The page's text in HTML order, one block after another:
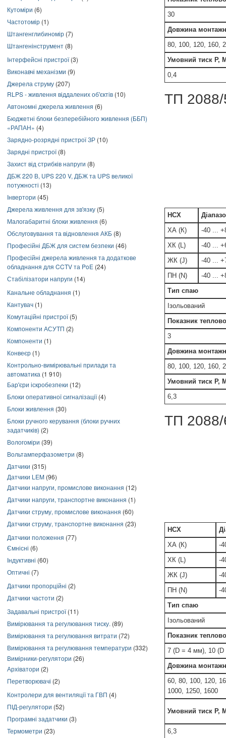
Кутоміри (6)
Частотомір (1)
Штангенглибиномір (7)
Штангенінструмент (8)
Інтерфейсні пристрої(3)
Виконавчі механізми (9)
Джерела струму (207)
RLPS - живлення віддалених об'єктів (10)
Автономні джерела живлення (6)
Бюджетні блоки безперебійного живлення (ББП)
«РАПАН» (4)
Зарядно-розрядні пристрої ЗР (10)
Зарядні пристрої(8)
Захист від стрибків напруги (8)
ДБЖ 220 В, UPS 220 V, ДБЖ та UPS великої
потужності (13)
Інвертори (45)
Джерела живлення для зв'язку (5)
Малогабаритні блоки живлення (6)
Обслуговування та відновлення АКБ (8)
Професійні ДБЖ для систем безпеки (46)
Професійні джерела живлення та додаткове
обладнання для CCTV та PoE (24)
Стабілізатори напруги (14)
Канальне обладнання (1)
Кантувач (1)
Комутаційні пристрої(5)
Компоненти АСУТП (2)
Компоненти (1)
Конвеєр (1)
Контрольно-вимірювальні прилади та
автоматика (1 910)
Бар'єри іскробезпеки (12)
Блоки оперативної сигналізації(4)
Блоки живлення (30)
Блоки ручного керування (блоки ручних
задатчиків) (2)
Вологоміри (39)
Вольтамперфазометри (8)
Датчики (315)
Датчики LEM (96)
Датчики напруги, промислове виконання (12)
Датчики напруги, транспортне виконання (1)
Датчики струму, промислове виконання (60)
Датчики струму, транспортне виконання (23)
Датчики положення (77)
Ємнісні (6)
Індуктивні (60)
Оптичні (7)
Датчики пропорційні (2)
Датчики частоти (2)
Задавальні пристрої(11)
Вимірювання та регулювання тиску. (89)
Вимірювання та регулювання витрати (72)
Вимірювання та регулювання температури (332)
Вимірники-регулятори (26)
Архіватори (2)
Перетворювачі (2)
Контролери для вентиляції та ГВП (4)
ПІД-регулятори (52)
Програмні задатчики (3)
Термометри (23)
30
Довжина
80, 100, 120, 160,
Умовний тиск Р,
0,4
ТП
НСХ
ХА (К)
-40 ...
ХК (L)
-40 ...
ЖК (J)
-40 ...
ПН (N)
-40 ...
Тип спаю
Ізольований
Показник
3
Довжина
80, 100, 120, 160,
Умовний тиск Р,
6,3
ТП
НСХ
ХА (К)
-
ХК (L)
-
ЖК (J)
-
ПН (N)
-
Тип спаю
Ізольований
Показник
7 (D = 4 мм), 10
Довжина
60, 80, 100, 120,
1000, 1250, 1600
Умовний тиск Р,
6,3